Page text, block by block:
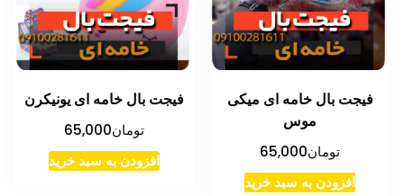
فیجت بال خامه ای میکی
موس
تومان65,000
افزودن به سبد خرید
فیجت بال خامه ای یونیکرن
تومان65,000
افزودن به سبد خرید